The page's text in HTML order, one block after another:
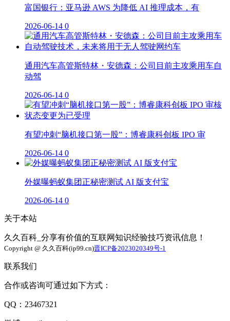
富国银行：亚马逊 AWS 为降低 AI 推理成本，有
2026-06-14 0
通用汽车高管斯特林・安德森：公司目前主攻乘用车自
动驾
2026-06-14 0
有望冲刺“脑机接口第一股”：博睿康科创板 IPO 审
2026-06-14 0
外媒曝蚂蚁集团正秘密测试 AI 版支付宝
2026-06-14 0
关于本站
久久百科_分享有价值的互联网知识经验技巧资讯信息！
Copyright @ 久久百科(ip99.cn)晋ICP备2023020349号-1
联系我们
合作或咨询可通过如下方式：
QQ：23467321